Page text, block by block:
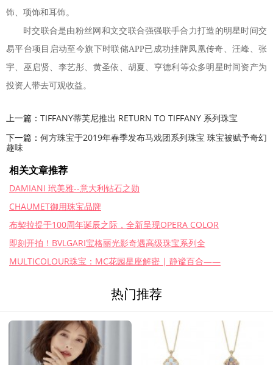
饰、项饰和耳饰。
时交联合是由粉丝网和文交联合强强联手合力打造的明星时间交
易平台项目启动至今旗下时联储APP已成功挂牌凤凰传奇、汪峰、张
宇、巫启贤、李艺彤、黄圣依、胡夏、亨德利等众多明星时间资产为
投资人带去可观收益。
上一篇： TIFFANY蒂芙尼推出 RETURN TO TIFFANY 系列珠宝
下一篇： 何方珠宝于2019年春季发布马戏团系列珠宝 珠宝被赋予奇幻
趣味
相关文章推荐
DAMIANI 玳美雅--意大利钻石之勋
CHAUMET御用珠宝品牌
布契拉提于100周年诞辰之际，全新呈现OPERA COLOR
即刻开拍！BVLGARI宝格丽光影奇遇高级珠宝系列全
MULTICOLOUR珠宝：MC花园星座解密 | 静谧百合——
热门推荐